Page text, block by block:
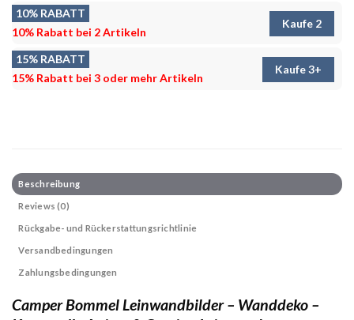
10% RABATT
10% Rabatt bei 2 Artikeln
Kaufe 2
15% RABATT
15% Rabatt bei 3 oder mehr Artikeln
Kaufe 3+
Beschreibung
Reviews (0)
Rückgabe- und Rückerstattungsrichtlinie
Versandbedingungen
Zahlungsbedingungen
Camper Bommel Leinwandbilder – Wanddeko –